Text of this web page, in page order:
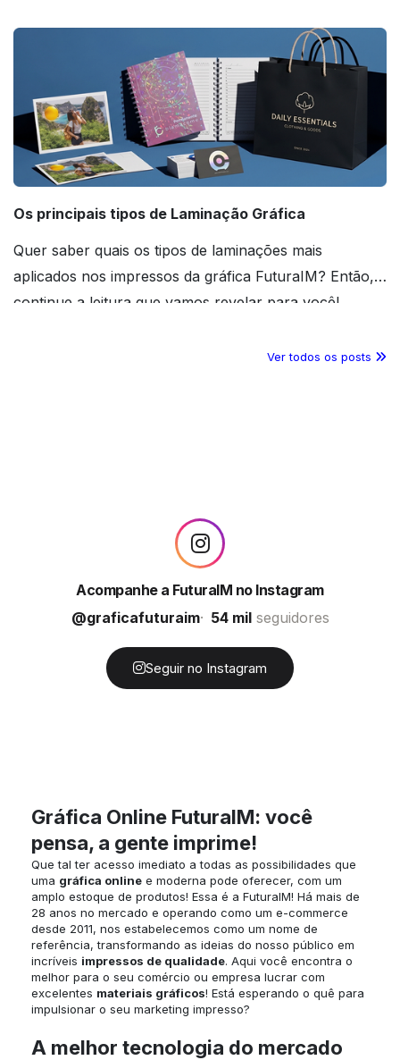
Os principais tipos de Laminação Gráfica
Quer saber quais os tipos de laminações mais
aplicados nos impressos da gráfica FuturaIM? Então,
continue a leitura que vamos revelar para você!
Ver todos os posts
Acompanhe a FuturaIM no Instagram
@graficafuturaim
54 milseguidores
Seguir no Instagram
Gráfica Online FuturaIM: você
pensa, a gente imprime!
Que tal ter acesso imediato a todas as possibilidades que
uma gráfica online e moderna pode oferecer, com um
amplo estoque de produtos! Essa é a FuturaIM! Há mais de
28 anos no mercado e operando como um e-commerce
desde 2011, nos estabelecemos como um nome de
referência, transformando as ideias do nosso público em
incríveis impressos de qualidade. Aqui você encontra o
melhor para o seu comércio ou empresa lucrar com
excelentes materiais gráficos! Está esperando o quê para
impulsionar o seu marketing impresso?
A melhor tecnologia do mercado